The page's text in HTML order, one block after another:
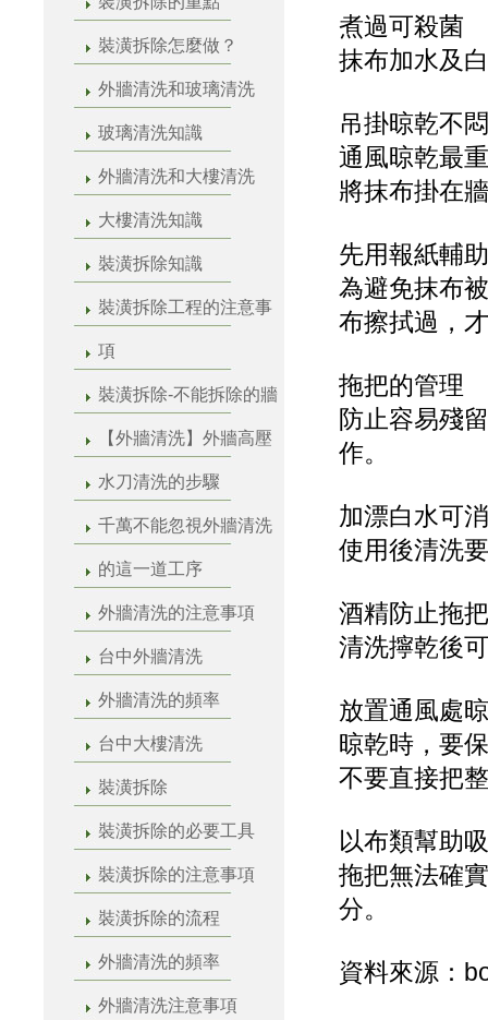
裝潢拆除怎麼做？
外牆清洗和玻璃清洗
玻璃清洗知識
外牆清洗和大樓清洗
大樓清洗知識
裝潢拆除知識
裝潢拆除工程的注意事
項
裝潢拆除-不能拆除的牆
【外牆清洗】外牆高壓
水刀清洗的步驟
千萬不能忽視外牆清洗
的這一道工序
外牆清洗的注意事項
台中外牆清洗
外牆清洗的頻率
台中大樓清洗
裝潢拆除
裝潢拆除的必要工具
裝潢拆除的注意事項
裝潢拆除的流程
外牆清洗的頻率
外牆清洗注意事項
煮過可殺菌
抹布加水及
吊掛晾乾不
通風晾乾最
將抹布掛在
先用報紙輔
為避免抹布
布擦拭過，
拖把的管理
防止容易殘
作。
加漂白水可
使用後清洗
酒精防止拖
清洗擰乾後
放置通風處
晾乾時，要
不要直接把
以布類幫助
拖把無法確
分。
資料來源：